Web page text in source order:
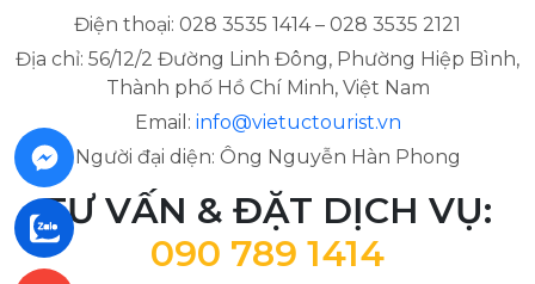
Điện thoại: 028 3535 1414 – 028 3535 2121
Địa chỉ: 56/12/2 Đường Linh Đông, Phường Hiệp Bình,
Thành phố Hồ Chí Minh, Việt Nam
Email: info@vietuctourist.vn
Người đại diện: Ông Nguyễn Hàn Phong
TƯ VẤN & ĐẶT DỊCH VỤ:
090 789 1414